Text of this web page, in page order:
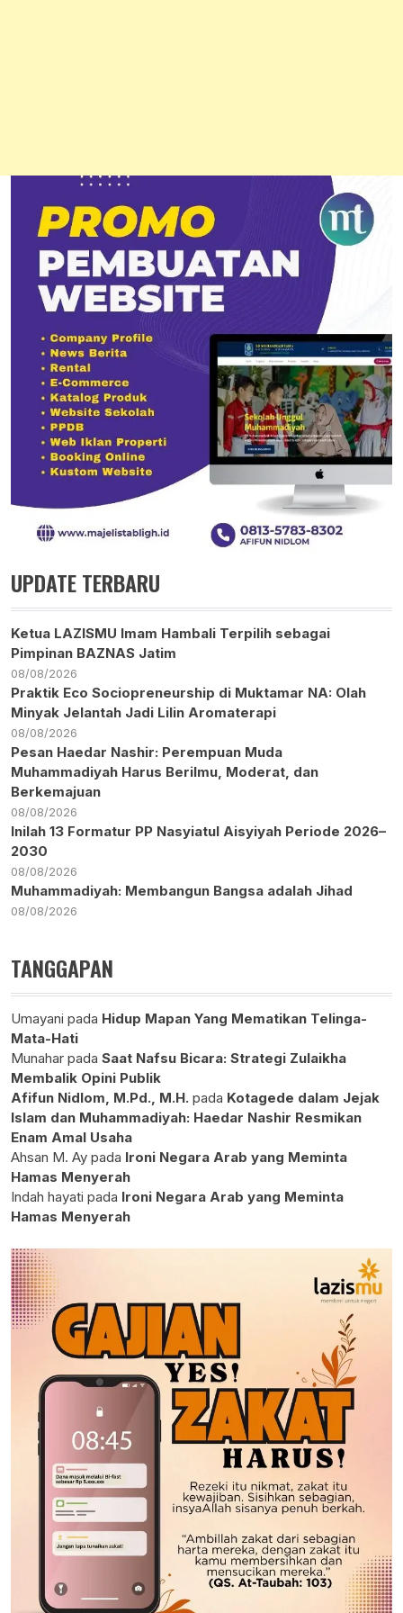
UPDATE TERBARU
Ketua LAZISMU Imam Hambali Terpilih sebagai
Pimpinan BAZNAS Jatim
08/08/2026
Praktik Eco Sociopreneurship di Muktamar NA: Olah
Minyak Jelantah Jadi Lilin Aromaterapi
08/08/2026
Pesan Haedar Nashir: Perempuan Muda
Muhammadiyah Harus Berilmu, Moderat, dan
Berkemajuan
08/08/2026
Inilah 13 Formatur PP Nasyiatul Aisyiyah Periode 2026–
2030
08/08/2026
Muhammadiyah: Membangun Bangsa adalah Jihad
08/08/2026
TANGGAPAN
Umayani pada Hidup Mapan Yang Mematikan Telinga-
Mata-Hati
Munahar pada Saat Nafsu Bicara: Strategi Zulaikha
Membalik Opini Publik
Afifun Nidlom, M.Pd., M.H. pada Kotagede dalam Jejak
Islam dan Muhammadiyah: Haedar Nashir Resmikan
Enam Amal Usaha
Ahsan M. Ay pada Ironi Negara Arab yang Meminta
Hamas Menyerah
Indah hayati pada Ironi Negara Arab yang Meminta
Hamas Menyerah